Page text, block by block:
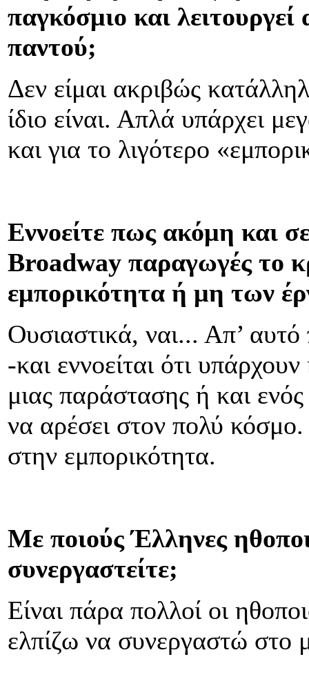
παγκόσμιο και
παντού;
Δεν είμαι ακριβώς
ίδιο είναι. Απλά υπάρχει
και για το λιγότερο
Εννοείτε πως ακόμη και
Broadway παραγωγές το
εμπορικότητα ή μη των
Ουσιαστικά, ναι... Απ’
-και εννοείται ότι
μιας παράστασης ή και
να αρέσει στον πολύ
στην εμπορικότητα.
Με ποιούς Έλληνες
συνεργαστείτε;
Είναι πάρα πολλοί οι
ελπίζω να συνεργαστώ στο